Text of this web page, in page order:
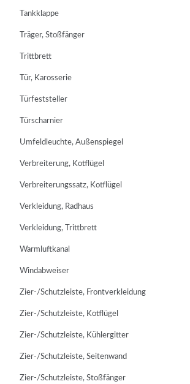
Tankklappe
Träger, Stoßfänger
Trittbrett
Tür, Karosserie
Türfeststeller
Türscharnier
Umfeldleuchte, Außenspiegel
Verbreiterung, Kotflügel
Verbreiterungssatz, Kotflügel
Verkleidung, Radhaus
Verkleidung, Trittbrett
Warmluftkanal
Windabweiser
Zier-/Schutzleiste, Frontverkleidung
Zier-/Schutzleiste, Kotflügel
Zier-/Schutzleiste, Kühlergitter
Zier-/Schutzleiste, Seitenwand
Zier-/Schutzleiste, Stoßfänger